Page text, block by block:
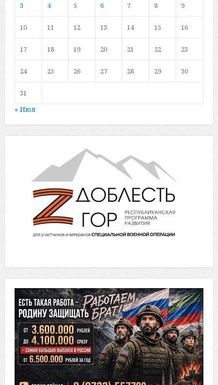
3 4 5 6 7 8 9
10 11 12 13 14 15 16
17 18 19 20 21 22 23
24 25 26 27 28 29 30
31
« Июл